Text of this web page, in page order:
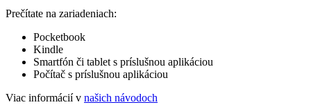
Prečítate na zariadeniach:
Pocketbook
Kindle
Smartfón či tablet s príslušnou aplikáciou
Počítač s príslušnou aplikáciou
Viac informácií v našich návodoch